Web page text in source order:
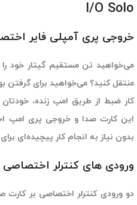
I/O Solo
خروجی پری آمپلی فایر
می‌خواهید تن مستقیم گیتار خود
منتقل کنید؟ می‌خواهید برای گرفتن
کار ضبط از طریق امپ زنده، خودتان
این کارت صدا و خروجی پری امپ
بدون نیاز به انجام کار پیچیده‌ای
ورودی های کنترلر اختصاصی